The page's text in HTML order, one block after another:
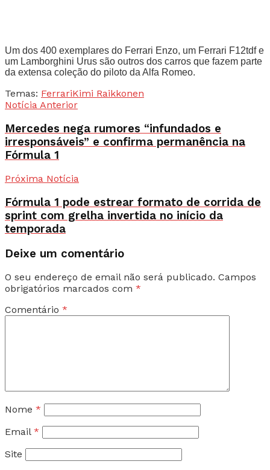
Um dos 400 exemplares do Ferrari Enzo, um Ferrari F12tdf e
um Lamborghini Urus são outros dos carros que fazem parte
da extensa coleção do piloto da Alfa Romeo.
Temas: FerrariKimi Raikkonen
Notícia Anterior
Mercedes nega rumores “infundados e
irresponsáveis” e confirma permanência na
Fórmula 1
Próxima Notícia
Fórmula 1 pode estrear formato de corrida de
sprint com grelha invertida no início da
temporada
Deixe um comentário
O seu endereço de email não será publicado. Campos
obrigatórios marcados com *
Comentário *
Nome *
Email *
Site